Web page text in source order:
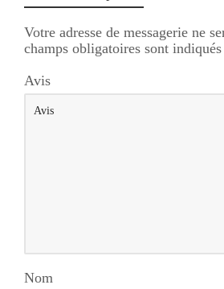
Votre adresse de messagerie ne
champs obligatoires sont
Avis
Nom